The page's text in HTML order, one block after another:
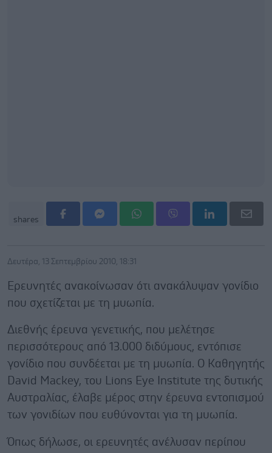
shares
Δευτέρα, 13 Σεπτεμβρίου 2010, 18:31
Ερευνητές ανακοίνωσαν ότι ανακάλυψαν γονίδιο
που σχετίζεται με τη μυωπία.
Διεθνής έρευνα γενετικής, που μελέτησε
περισσότερους από 13.000 διδύμους, εντόπισε
γονίδιο που συνδέεται με τη μυωπία. Ο Καθηγητής
David Mackey, του Lions Eye Institute της δυτικής
Αυστραλίας, έλαβε μέρος στην έρευνα εντοπισμού
των γονιδίων που ευθύνονται για τη μυωπία.
Όπως δήλωσε, οι ερευνητές ανέλυσαν περίπου